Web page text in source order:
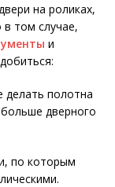
на роликах,
в том случае,
и
делать полотна
дверного
по которым